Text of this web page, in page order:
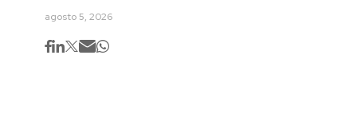
agosto 5, 2026